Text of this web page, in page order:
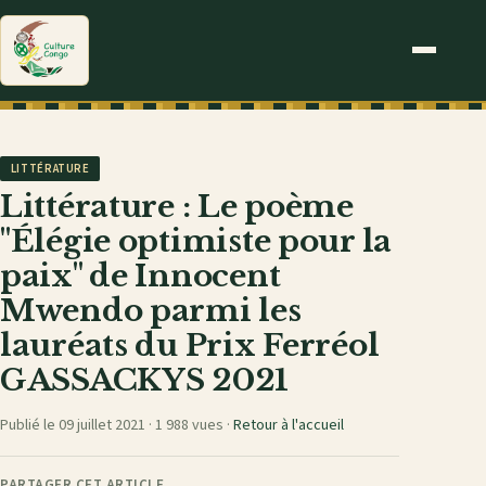
LITTÉRATURE
Littérature : Le poème
"Élégie optimiste pour la
paix" de Innocent
Mwendo parmi les
lauréats du Prix Ferréol
GASSACKYS 2021
Publié le 09 juillet 2021 · 1 988 vues · Retour à l'accueil